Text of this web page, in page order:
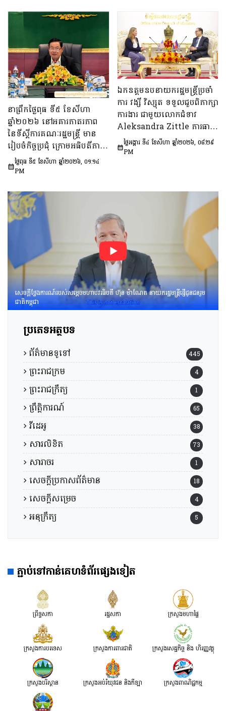
ប្រធាន និងជាប្រធាន​ក្រុម​ការងារ​
ទី៣នៃក្រុមប្រឹក្សាអ្នកច្បាប់ និង
ឯកឧត្តម ចែម ផល្លា អនុប្រធាន​
និង​ជា​ប្រធាន​ក្រុមការងារទី៣នៃ
ក្រុមប្រឹក្សាសេដ្ឋកិច្ច សង្គមកិច្ច
និង​វប្បធម៌ ដើម្បីពិនិត្យ​និង​
ពិភាក្សា​លើ «សេចក្តីព្រាង
ផែនការ​សកម្មភាពជាតិ​​ស្ដីពី​ការ
បង្ការទប់ស្កាត់​អាពាហ៍ពិពាហ៍​
នៅវ័យក្មេង​និងការ​មាន​ផ្ទៃពោះ​
នៅ​វ័យជំទង់​នៅកម្ពុជា
ឆ្នាំ២០២៦-២០៣០»។
នាព្រឹកថ្ងៃពុធ ទី៥ ខែសីហា
ឆ្នាំ២០២៦ នៅអគារភាតរភាព
នៃទីស្តីការគណៈរដ្ឋមន្រ្តី មាន
រៀបចំកិច្ចប្រជុំ ក្រោមអធិបតីភាព
ឯកឧត្តម ឆឺយ រឿន រដ្ឋលេខាធិ
ការ​ទីស្តីការគណៈរដ្ឋមន្ត្រី ដើម្បី
ព្រាង​គំរូ​របាយការណ៍​សង្ខេប​ស្ដីពី​
វឌ្ឍនភាព​និងសមិទ្ធផល​សំខាន់ៗ​
របស់​រាជរដ្ឋាភិបាល​នៃ​
ព្រះរាជាណាចក្រកម្ពុជា។
ថ្ងៃពុធ ទី៥ ខែសីហា ឆ្នាំ២០២៦, ០១:១៤
PM
ឯកឧត្តមឧបនាយករដ្ឋមន្ត្រីប្រចាំ
ការ វង្សី វិស្សុត ទទួលជួបពិភាក្សា
ការងារ ជាមួយលោកជំទាវ
Aleksandra Zittle ភារធារី
ស្តីទីនៃស្ថានទូតសហរដ្ឋអាម៉េរិក
ប្រចាំកម្ពុជា
ថ្ងៃអង្គារ ទី៤ ខែសីហា ឆ្នាំ២០២៦, ០៨:២៩
PM
សេចក្តីថ្លែងការណ៍របស់សម្តេចមហាបវរធិបតី ហ៊ុន ម៉ាណែត នាយករដ្ឋមន្រ្តីផ្ញើជូនជនរួម
ជាតិកម្ពុជា
ប្រភេទអត្ថបទ
ព័ត៌មានទូទៅ 445
ព្រះរាជក្រម 4
ព្រះរាជក្រឹត្យ 1
ព្រឹត្តិការណ៍ 65
វីដេអូ 38
សារលិខិត 73
សារាចរ 1
សេចក្តីប្រកាសព័ត៌មាន 18
សេចក្តីសម្រេច 4
អនុក្រឹត្យ 5
ភ្ជាប់ទៅកាន់គេហទំព័រផ្សេងទៀត
ព្រឹទ្ធសភា រដ្ឋសភា ក្រសួងមហាផ្ទៃ
ក្រសួងការបរទេស ក្រសួងការពារជាតិ ក្រសួង​សេដ្ឋកិច្ច និង ហិរញ្ញវត្ថុ
ក្រសួងបរិស្ថាន ក្រសួងអប់រំយុវជន និងកីឡា ក្រសួងពាណិជ្ជកម្ម